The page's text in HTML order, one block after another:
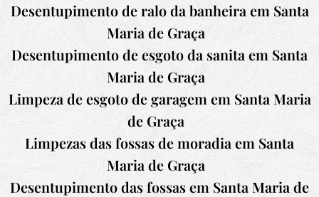
Desentupimento de ralo da banheira em Santa
Maria de Graça
Desentupimento de esgoto da sanita em Santa
Maria de Graça
Limpeza de esgoto de garagem em Santa Maria
de Graça
Limpezas das fossas de moradia em Santa
Maria de Graça
Desentupimento das fossas em Santa Maria de